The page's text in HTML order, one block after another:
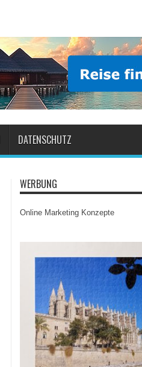
DATENSCHUTZ
WERBUNG
Online Marketing Konzepte